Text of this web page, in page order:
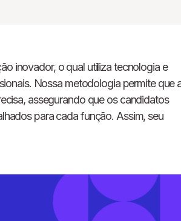
inovador, o qual utiliza tecnologia e
Nossa metodologia permite que
assegurando que os candidatos
para cada função. Assim, seu